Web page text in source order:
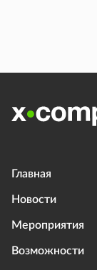
Главная
Новости
Мероприятия
Возможности